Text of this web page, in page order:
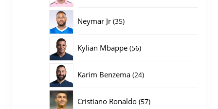
Neymar Jr 3535
Kylian Mbappe 5656
Karim Benzema 2424
Cristiano Ronaldo 5757